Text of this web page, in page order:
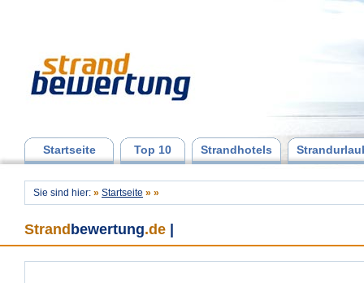
Startseite Top 10 Strandhotels
Sie sind hier: » Startseite » »
Strand bewertung.de